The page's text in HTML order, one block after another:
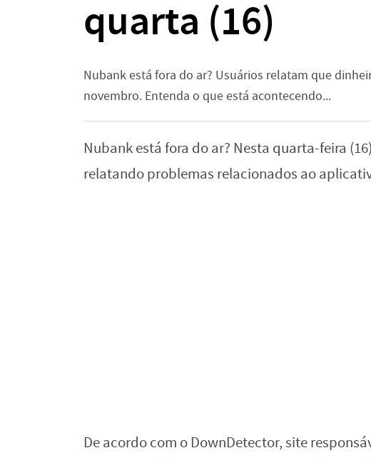
quarta (16)
Nubank está fora do ar? Usuários relatam que
novembro. Entenda o que está acontecendo...
Nubank está fora do ar? Nesta quarta-feira
relatando problemas relacionados ao
De acordo com o DownDetector, site